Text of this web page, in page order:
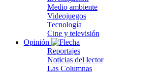
Medio ambiente
Videojuegos
Tecnología
Cine y televisión
Opinión
Reportajes
Noticias del lector
Las Columnas